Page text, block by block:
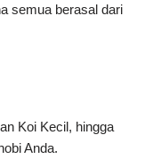
semua berasal dari
Koi Kecil, hingga
Anda.